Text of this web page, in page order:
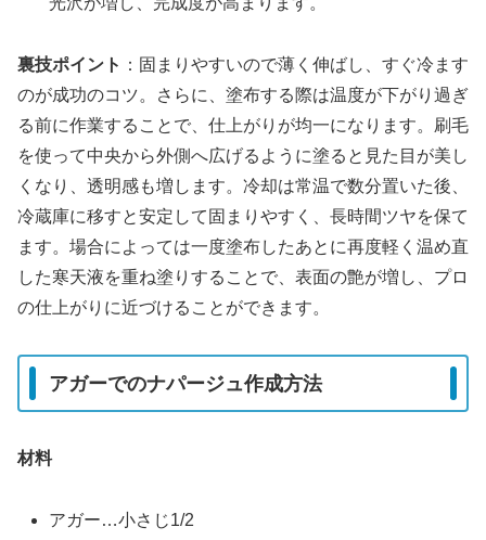
裏技ポイント ：固まりやすいので薄く伸ばし、すぐ冷ます
のが成功のコツ。さらに、塗布する際は温度が下がり過ぎ
る前に作業することで、仕上がりが均一になります。刷毛
を使って中央から外側へ広げるように塗ると見た目が美し
くなり、透明感も増します。冷却は常温で数分置いた後、
冷蔵庫に移すと安定して固まりやすく、長時間ツヤを保て
ます。場合によっては一度塗布したあとに再度軽く温め直
した寒天液を重ね塗りすることで、表面の艶が増し、プロ
の仕上がりに近づけることができます。
アガーでのナパージュ作成方法
材料
アガー…小さじ1/2